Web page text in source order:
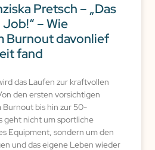
Pretsch – „Das
– Wie
Burnout davonlief
fand
das Laufen zur kraftvollen
den ersten vorsichtigen
bis hin zur 50-
geht nicht um sportliche
Equipment, sondern um den
und das eigene Leben wieder